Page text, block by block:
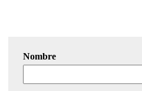
Nombre